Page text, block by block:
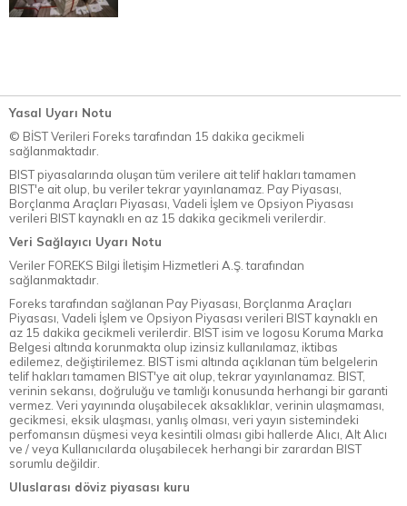
Yasal Uyarı Notu
© BİST Verileri Foreks tarafından 15 dakika gecikmeli
sağlanmaktadır.
BIST piyasalarında oluşan tüm verilere ait telif hakları tamamen
BIST'e ait olup, bu veriler tekrar yayınlanamaz. Pay Piyasası,
Borçlanma Araçları Piyasası, Vadeli İşlem ve Opsiyon Piyasası
verileri BIST kaynaklı en az 15 dakika gecikmeli verilerdir.
Veri Sağlayıcı Uyarı Notu
Veriler FOREKS Bilgi İletişim Hizmetleri A.Ş. tarafından
sağlanmaktadır.
Foreks tarafından sağlanan Pay Piyasası, Borçlanma Araçları
Piyasası, Vadeli İşlem ve Opsiyon Piyasası verileri BIST kaynaklı en
az 15 dakika gecikmeli verilerdir. BIST isim ve logosu Koruma Marka
Belgesi altında korunmakta olup izinsiz kullanılamaz, iktibas
edilemez, değiştirilemez. BIST ismi altında açıklanan tüm belgelerin
telif hakları tamamen BIST'ye ait olup, tekrar yayınlanamaz. BIST,
verinin sekansı, doğruluğu ve tamlığı konusunda herhangi bir garanti
vermez. Veri yayınında oluşabilecek aksaklıklar, verinin ulaşmaması,
gecikmesi, eksik ulaşması, yanlış olması, veri yayın sistemindeki
perfomansın düşmesi veya kesintili olması gibi hallerde Alıcı, Alt Alıcı
ve / veya Kullanıcılarda oluşabilecek herhangi bir zarardan BIST
sorumlu değildir.
Uluslarası döviz piyasası kuru